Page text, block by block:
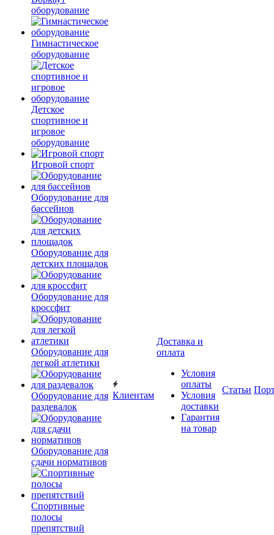
оборудование
Гимнастическое
оборудование
Детское
спортивное и
игровое
оборудование
Игровой спорт
Оборудование для
бассейнов
Оборудование для
детских площадок
Оборудование для
кроссфит
Оборудование для
легкой атлетики
Оборудование для
раздевалок
Оборудование для
сдачи нормативов
Спортивные
полосы
препятствий
Клиентам
Доставка и
оплата
Условия
оплаты
Условия
доставки
Гарантия
на товар
Статьи